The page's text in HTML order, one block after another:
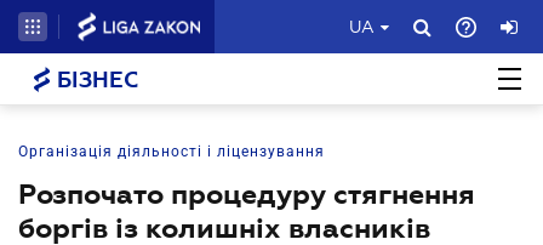
UA
БІЗНЕС
Організація діяльності і ліцензування
Розпочато процедуру стягнення
боргів із колишніх власників